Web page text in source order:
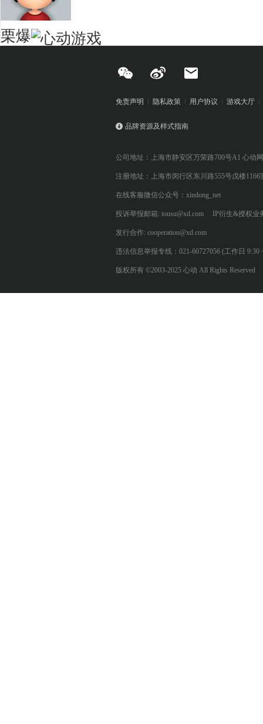
栗爆
免责声明 隐私政策 用户协议 游戏大厅
品牌资源及样式指南
公司地址：上海市静安区万荣路700号A1 心动
注册地址：上海市闵行区东川路555号戊楼1166
在线客服微信公众号：xindong_net
投诉举报邮箱: tousu@xd.com IP衍生&授权业
发行合作: cooperation@xd.com
违法信息举报专线：021-60727056 (工作日 9:30
版权所有 ©2003-2025 心动 All Rights Reserved